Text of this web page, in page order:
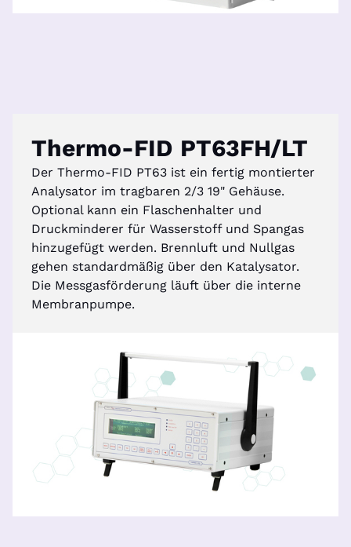
Thermo-FID PT63FH/LT
Der Thermo-FID PT63 ist ein fertig montierter
Analysator im tragbaren 2/3 19" Gehäuse.
Optional kann ein Flaschenhalter und
Druckminderer für Wasserstoff und Spangas
hinzugefügt werden. Brennluft und Nullgas
gehen standardmäßig über den Katalysator.
Die Messgasförderung läuft über die interne
Membranpumpe.